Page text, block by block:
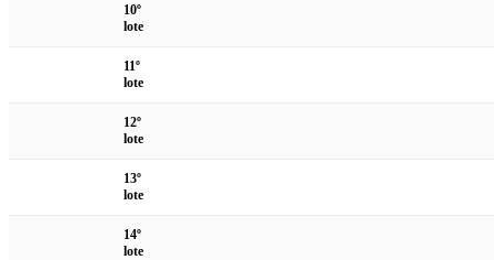
10º
lote
11º
lote
12º
lote
13º
lote
14º
lote